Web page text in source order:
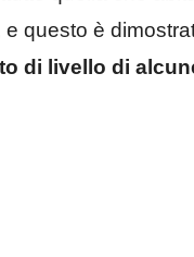
questo è
di livello di